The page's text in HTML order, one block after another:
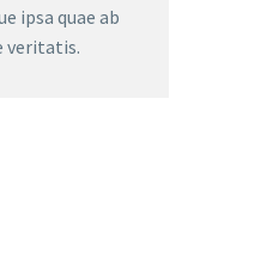
ipsa quae ab
veritatis.